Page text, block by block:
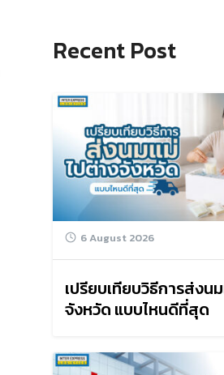
Recent Post
6 August 2026
เปรียบเทียบวิธีการส่งน
จังหวัด แบบไหนดีที่สุด